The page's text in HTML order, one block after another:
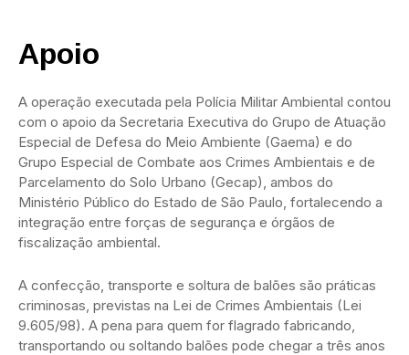
Apoio
A operação executada pela Polícia Militar Ambiental contou
com o apoio da Secretaria Executiva do Grupo de Atuação
Especial de Defesa do Meio Ambiente (Gaema) e do
Grupo Especial de Combate aos Crimes Ambientais e de
Parcelamento do Solo Urbano (Gecap), ambos do
Ministério Público do Estado de São Paulo, fortalecendo a
integração entre forças de segurança e órgãos de
fiscalização ambiental.
A confecção, transporte e soltura de balões são práticas
criminosas, previstas na Lei de Crimes Ambientais (Lei
9.605/98). A pena para quem for flagrado fabricando,
transportando ou soltando balões pode chegar a três anos